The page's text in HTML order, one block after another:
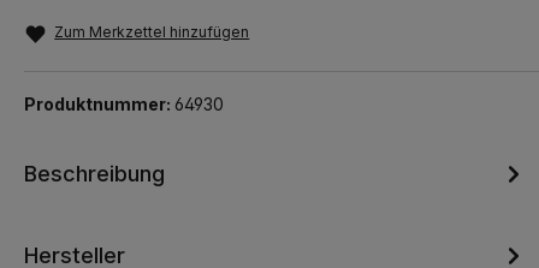
Zum Merkzettel hinzufügen
Produktnummer: 64930
Beschreibung
Hersteller